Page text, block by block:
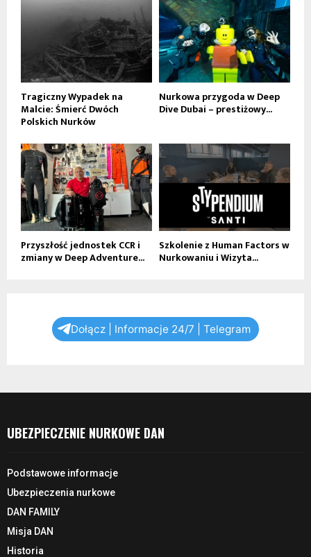
Tragiczny Wypadek na
Malcie: Śmierć Dwóch
Polskich Nurków
Nurkowa przygoda w Deep
Dive Dubai – prestiżowy...
Przyszłość jednostek CCR i
zmiany w Deep Adventure...
Szkolenie z Human Factors w
Nurkowaniu i Wizyta...
Dołącz | Informacje 24/7 | Telegram
UBEZPIECZENIE NURKOWE DAN
Podstawowe informacje
Ubezpieczenia nurkowe
DAN FAMILY
Misja DAN
Historia